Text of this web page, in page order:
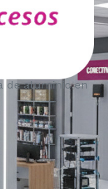
de aluminio en